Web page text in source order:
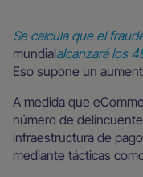
Se calcula que el
mundialalcanzará los
Eso supone un
A medida que
número de
infraestructura de
mediante tácticas